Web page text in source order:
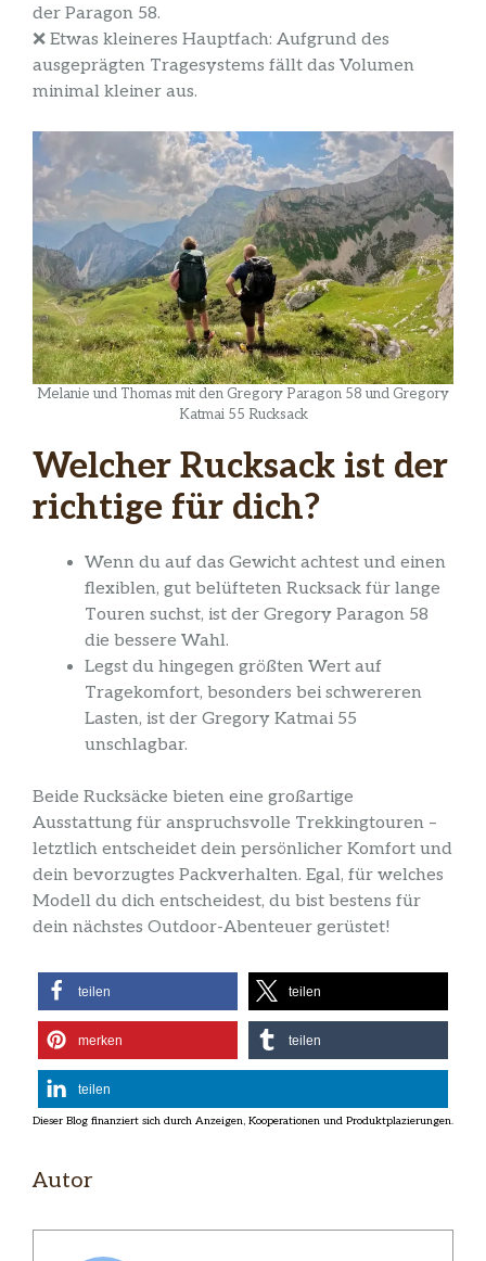
der Paragon 58.
❌ Etwas kleineres Hauptfach: Aufgrund des
ausgeprägten Tragesystems fällt das Volumen
minimal kleiner aus.
Melanie und Thomas mit den Gregory Paragon 58 und Gregory
Katmai 55 Rucksack
Welcher Rucksack ist der
richtige für dich?
Wenn du auf das Gewicht achtest und einen
flexiblen, gut belüfteten Rucksack für lange
Touren suchst, ist der Gregory Paragon 58
die bessere Wahl.
Legst du hingegen größten Wert auf
Tragekomfort, besonders bei schwereren
Lasten, ist der Gregory Katmai 55
unschlagbar.
Beide Rucksäcke bieten eine großartige
Ausstattung für anspruchsvolle Trekkingtouren –
letztlich entscheidet dein persönlicher Komfort und
dein bevorzugtes Packverhalten. Egal, für welches
Modell du dich entscheidest, du bist bestens für
dein nächstes Outdoor-Abenteuer gerüstet!
teilen teilen
merken teilen
teilen
Autor